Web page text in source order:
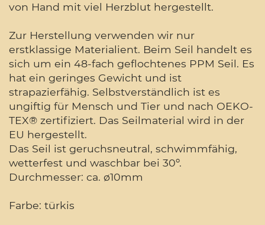
von Hand mit viel Herzblut hergestellt.
Zur Herstellung verwenden wir nur
erstklassige Materialient. Beim Seil handelt es
sich um ein 48-fach geflochtenes PPM Seil. Es
hat ein geringes Gewicht und ist
strapazierfähig. Selbstverständlich ist es
ungiftig für Mensch und Tier und nach OEKO-
TEX® zertifiziert. Das Seilmaterial wird in der
EU hergestellt.
Das Seil ist geruchsneutral, schwimmfähig,
wetterfest und waschbar bei 30º.
Durchmesser: ca. ø10mm
Farbe: türkis